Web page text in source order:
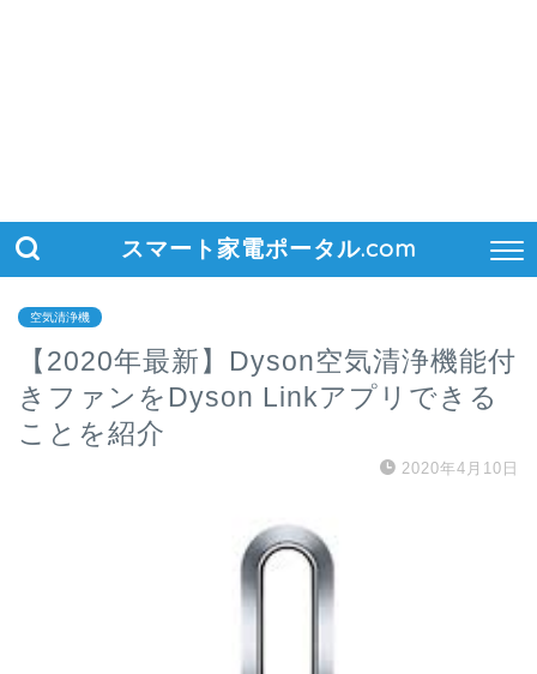
スマート家電ポータル.com
空気清浄機
【2020年最新】Dyson空気清浄機能付
きファンをDyson Linkアプリできる
ことを紹介
2020年4月10日